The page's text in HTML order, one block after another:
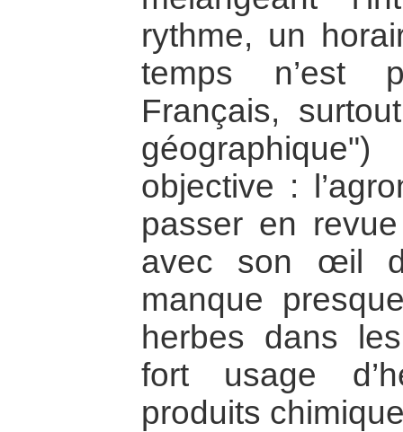
rythme, un
temps n’est
Français,
objective :
passer en
avec son œil
manque
herbes dans
fort usage
produits